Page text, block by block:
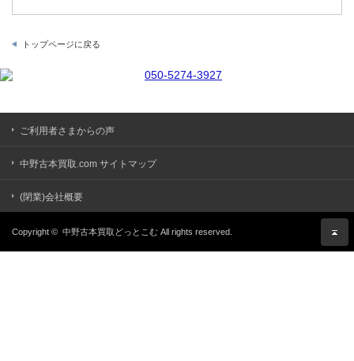
トップページに戻る
ご利用者さまからの声
中野古本買取.com サイトマップ
(閉業)会社概要
Copyright © 中野古本買取どっとこむ All rights reserved.